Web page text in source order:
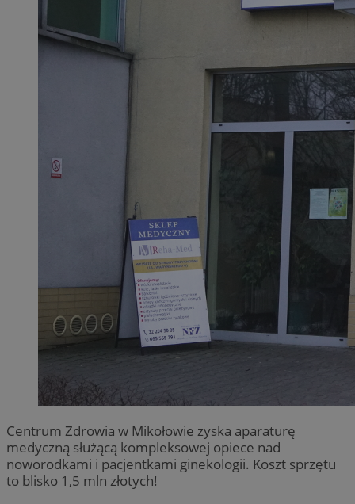
Centrum Zdrowia w Mikołowie zyska aparaturę
medyczną służącą kompleksowej opiece nad
noworodkami i pacjentkami ginekologii. Koszt sprzętu
to blisko 1,5 mln złotych!